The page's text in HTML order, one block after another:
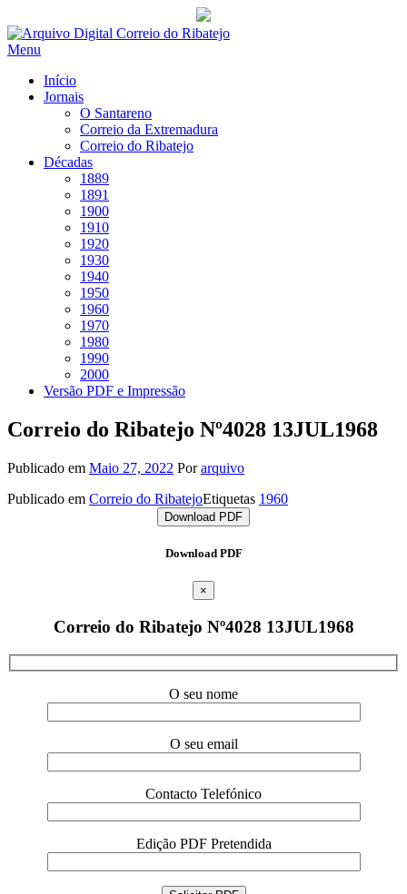
Saltar
para
Menu
Início
Jornais
O Santareno
Correio da Extremadura
Correio do Ribatejo
Décadas
1889
1891
1900
1910
1920
1930
1940
1950
1960
1970
1980
1990
2000
Versão PDF e Impressão
Correio do Ribatejo Nº4028 13JUL1968
Publicado em Maio 27, 2022 Porarquivo
Publicado em Correio do RibatejoEtiquetas 1960
Download PDF
Download PDF
×
Correio do Ribatejo Nº4028 13JUL1968
O seu nome
O seu email
Contacto Telefónico
Edição PDF Pretendida